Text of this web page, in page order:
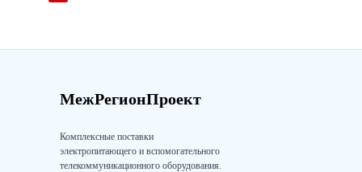
МежРегионПроект
Комплексные поставки
электропитающего и вспомогательного
телекоммуникационного оборудования.